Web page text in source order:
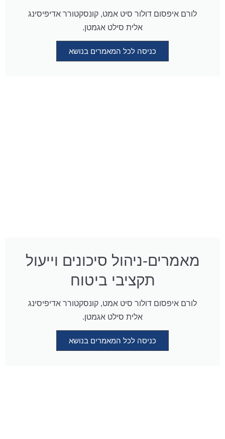
לורם איפסום דולור סיט אמט, קונסקטורר אדיפיסינג
אלית סילט אגמטן.
כניסה לכל המאמרים בנושא
מאמרים-ניהול סיכונים וייעול
תקציבי ביטוח
לורם איפסום דולור סיט אמט, קונסקטורר אדיפיסינג
אלית סילט אגמטן.
כניסה לכל המאמרים בנושא